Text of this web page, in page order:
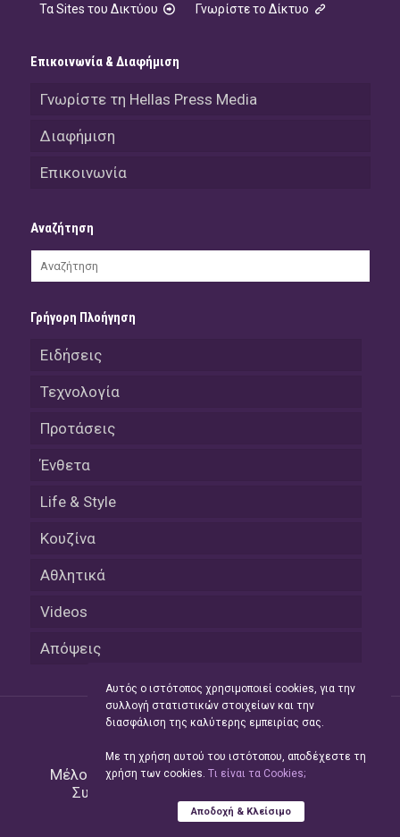
Τα Sites του Δικτύου Γνωρίστε το Δίκτυο
Επικοινωνία & Διαφήμιση
Γνωρίστε τη Hellas Press Media
Διαφήμιση
Επικοινωνία
Αναζήτηση
Γρήγορη Πλοήγηση
Ειδήσεις
Τεχνολογία
Προτάσεις
Ένθετα
Life & Style
Κουζίνα
Αθλητικά
Videos
Απόψεις
Μέλος του Δικτύου τηςHellas Press Media
Συντήρηση και Ανάπτυξη
Αυτός ο ιστότοπος χρησιμοποιεί cookies, για την
συλλογή στατιστικών στοιχείων και την
διασφάλιση της καλύτερης εμπειρίας σας.
Με τη χρήση αυτού του ιστότοπου, αποδέχεστε τη
χρήση των cookies. Tι είναι τα Cookies;
Αποδοχή & Κλείσιμο